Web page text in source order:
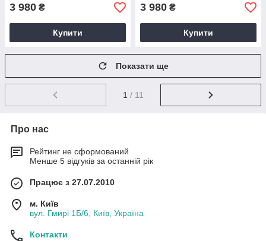
3 980 ₴
Купити
3 980 ₴
Купити
Показати ще
1 / 11
Про нас
Рейтинг не сформований
Менше 5 відгуків за останній рік
Працює з 27.07.2010
м. Київ
вул. Гмирі 1Б/6, Київ, Україна
Контакти